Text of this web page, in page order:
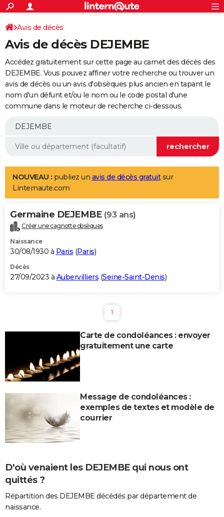
ACTUALITÉS
Politique
Société
Faits Divers
Education
Monde
Villes
+
SPORT
Coupe du monde 2026
Football
Tennis
Cyclisme
Rugby
Forum
Programme TV
TNT
Streaming
Cinéma
Sorties cinéma
Musique
+
FINANCE
Retraite
Epargne
Immobilier
Risques naturels par ville
Banque
Assurance
AUTO
Essais
Réserver un essai
Citadines
Berlines
SUV
Forum auto
+
Mobiles
Meilleur smartphone
Internet
Ordinateurs
Jeux vidéo
Guide high-tech
Aménagement intérieur
LIFESTYLE
Art de vivre
Bien-être
Loisirs
Mode
Modes de vie
Alimentation
Guide de la santé
Maladies
Médicaments
Sommeil
VOYAGE
Destinations
City break
Voyage nature
Voyage de noces
Forum
Climat
+PHOTO
GUIDES D'ACHAT
BONS PLANS
COPAINS D'AVANT
S'inscrire
Se connecter
Lycées
Collèges
Primaires
Universités
Entreprises
Service militaire
Avis de recherche
AVIS DE DÉCÈS
Bricolage
Lifestyle
Culture
Television
Voyage
Avis de décès
Avis de décès DEJEMBE
Accédez gratuitement sur cette page au carnet des décès des
DEJEMBE. Vous pouvez affiner votre recherche ou trouver un
avis de décès ou un avis d'obsèques plus ancien en tapant le
nom d'un défunt et/ou le nom ou le code postal d'une
commune dans le moteur de recherche ci-dessous.
NOUVEAU : publiez un avis de décès gratuitsur
Linternaute.com
Germaine DEJEMBE (93 ans)
Créer une cagnotte obsèques
Naissance
30/08/1930 à Paris (Paris)
Décès
27/09/2023 à Aubervilliers (Seine-Saint-Denis)
1
Carte de condoléances : envoyer
gratuitement une carte
Message de condoléances :
exemples de textes et modèle de
courrier
D'où venaient les DEJEMBE qui nous ont
quittés ?
Répartition des DEJEMBE décédés par département de
naissance.